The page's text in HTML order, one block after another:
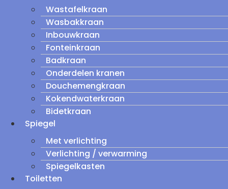
Wastafelkraan
Wasbakkraan
Inbouwkraan
Fonteinkraan
Badkraan
Onderdelen kranen
Douchemengkraan
Kokendwaterkraan
Bidetkraan
Spiegel
Met verlichting
Verlichting / verwarming
Spiegelkasten
Toiletten